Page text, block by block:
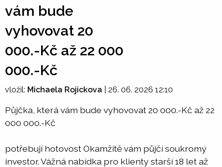
vám bude
vyhovovat 20
000.-Kč až 22 000
000.-Kč
vložil: Michaela Rojickova 26. 06. 2026 12:10
Půjčka, která vám bude vyhovovat 20 000.-Kč až 22
000 000.-Kč
potřebují hotovost Okamžitě vám půjčí soukromý
investor. Vážná nabídka pro klienty starší 18 let až